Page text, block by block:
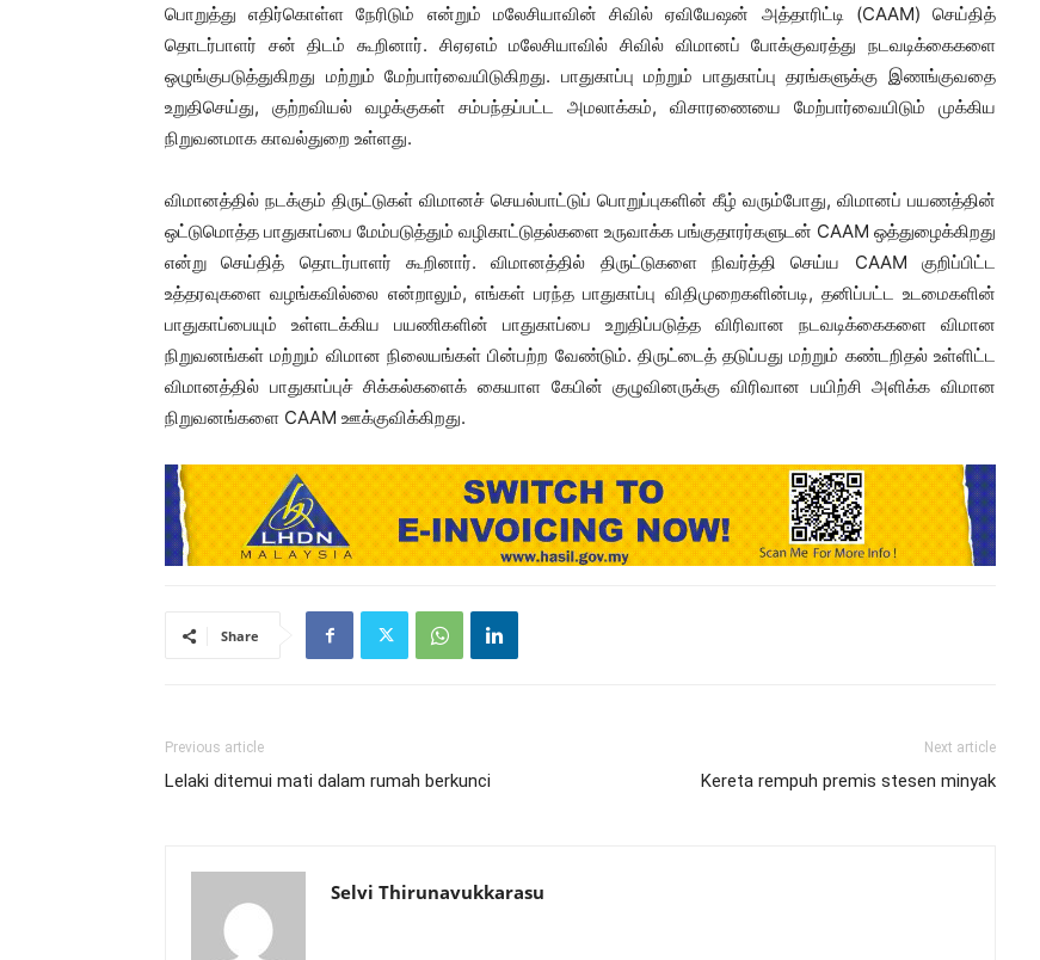
பொறுத்து எதிர்கொள்ள நேரிடும் என்றும் மலேசியாவின் சிவில் ஏவியேஷன் அத்தாரிட்டி (CAAM) செய்தித்
தொடர்பாளர் சன் திடம் கூறினார். சிஏஏஎம் மலேசியாவில் சிவில் விமானப் போக்குவரத்து நடவடிக்கைகளை
ஒழுங்குபடுத்துகிறது மற்றும் மேற்பார்வையிடுகிறது. பாதுகாப்பு மற்றும் பாதுகாப்பு தரங்களுக்கு இணங்குவதை
உறுதிசெய்து, குற்றவியல் வழக்குகள் சம்பந்தப்பட்ட அமலாக்கம், விசாரணையை மேற்பார்வையிடும் முக்கிய
நிறுவனமாக காவல்துறை உள்ளது.
விமானத்தில் நடக்கும் திருட்டுகள் விமானச் செயல்பாட்டுப் பொறுப்புகளின் கீழ் வரும்போது, ​​விமானப் பயணத்தின்
ஒட்டுமொத்த பாதுகாப்பை மேம்படுத்தும் வழிகாட்டுதல்களை உருவாக்க பங்குதாரர்களுடன் CAAM ஒத்துழைக்கிறது
என்று செய்தித் தொடர்பாளர் கூறினார். விமானத்தில் திருட்டுகளை நிவர்த்தி செய்ய CAAM குறிப்பிட்ட
உத்தரவுகளை வழங்கவில்லை என்றாலும், எங்கள் பரந்த பாதுகாப்பு விதிமுறைகளின்படி, தனிப்பட்ட உடமைகளின்
பாதுகாப்பையும் உள்ளடக்கிய பயணிகளின் பாதுகாப்பை உறுதிப்படுத்த விரிவான நடவடிக்கைகளை விமான
நிறுவனங்கள் மற்றும் விமான நிலையங்கள் பின்பற்ற வேண்டும். திருட்டைத் தடுப்பது மற்றும் கண்டறிதல் உள்ளிட்ட
விமானத்தில் பாதுகாப்புச் சிக்கல்களைக் கையாள கேபின் குழுவினருக்கு விரிவான பயிற்சி அளிக்க விமான
நிறுவனங்களை CAAM ஊக்குவிக்கிறது.
Share
Previous article
Lelaki ditemui mati dalam rumah berkunci
Next article
Kereta rempuh premis stesen minyak
Selvi Thirunavukkarasu